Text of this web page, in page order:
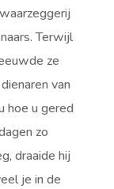
Terwijl
ze
van
hoe u gered
zo
draaide hij
je in de